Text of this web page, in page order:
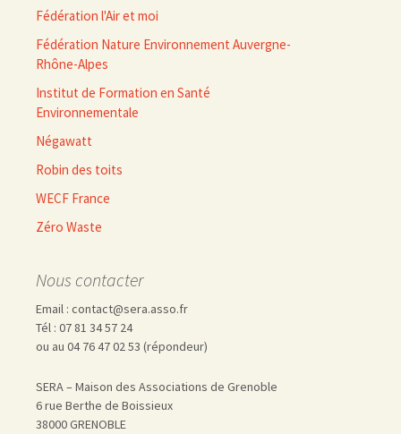
Fédération l'Air et moi
Fédération Nature Environnement Auvergne-
Rhône-Alpes
Institut de Formation en Santé
Environnementale
Négawatt
Robin des toits
WECF France
Zéro Waste
Nous contacter
Email : contact@sera.asso.fr
Tél : 07 81 34 57 24
ou au 04 76 47 02 53 (répondeur)
SERA – Maison des Associations de Grenoble
6 rue Berthe de Boissieux
38000 GRENOBLE